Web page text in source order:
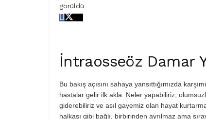
görüldü
İntraosseöz Damar
Bu bakış açısını sahaya yansıttığımızda
hastalar gelir ilk akla. Neler yapabiliriz,
giderebiliriz ve asıl gayemiz olan hayat
halkası gibi bağlı, birbirinden ayrılmaz ama